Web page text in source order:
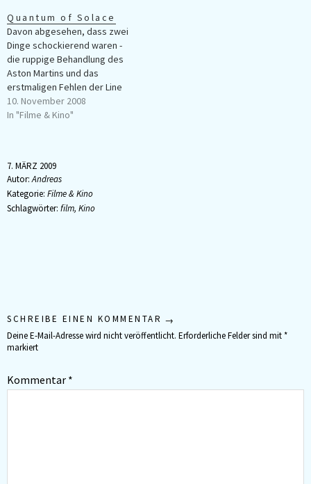
Quantum of Solace
Davon abgesehen, dass zwei
Dinge schockierend waren -
die ruppige Behandlung des
Aston Martins und das
erstmaligen Fehlen der Line
"My name ist Bond, James
Bond" hat mir "Quantum of
Maßstäbe gesetzt, und nach
viel zu vielen…
10. November 2008
In "Filme & Kino"
7. MÄRZ 2009
Autor:Andreas
Kategorie: Filme & Kino
Schlagwörter: film, Kino
SCHREIBE EINEN KOMMENTAR
Deine E-Mail-Adresse wird nicht veröffentlicht. Erforderliche Felder sind mit*
markiert
Kommentar *